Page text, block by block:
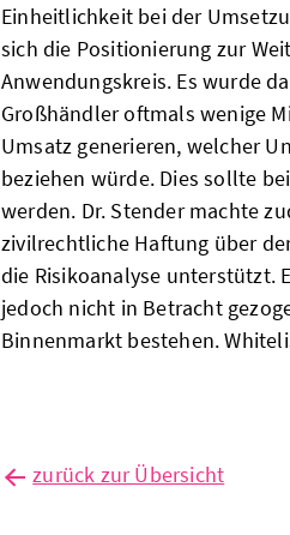
Einheitlichkeit bei der
sich die Positionierung zur
Anwendungskreis. Es wurde
Großhändler oftmals wenige
Umsatz generieren, welcher
beziehen würde. Dies sollte
werden. Dr. Stender machte
zivilrechtliche Haftung über
die Risikoanalyse unterstützt.
jedoch nicht in Betracht
Binnenmarkt bestehen.
zurück zur Übersicht